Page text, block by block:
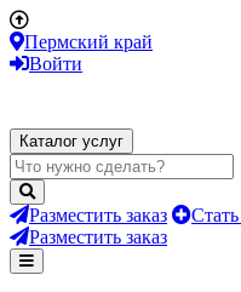
Пермский край
Войти
Каталог услуг
Разместить заказ
Разместить заказ